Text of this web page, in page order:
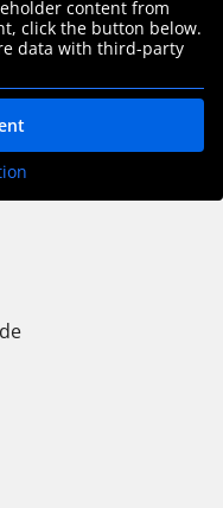
content from
click the button below.
data with third-party